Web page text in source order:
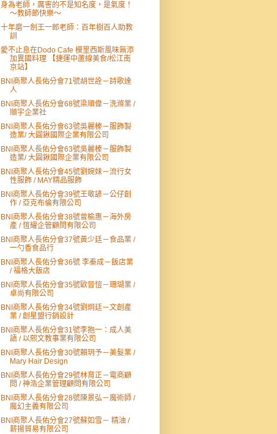
身為老師，厲害的不是知名度，是氣度！
～教師節快樂～
十年磨一劍王一郎老師：百年樹百人助教
訓
愛不止息在Dodo Cafe 模里西斯風味無添
加異國料理 【捷運中蘆線美食/松江南
京站】
BNI商聚人長佑分會71號胡世詮－詩歌達
人
BNI商聚人長佑分會68號梁順偉－洗滌業 /
順宇企業社
BNI商聚人長佑分會63號吳麗榛－服飾製
造業/ 大圓鍬國際企業有限公司
BNI商聚人長佑分會63號吳麗榛－服飾製
造業/ 大圓鍬國際企業有限公司
BNI商聚人長佑分會45號劉婉妹－流行女
性服飾 / MAY精品服飾
BNI商聚人長佑分會39號王敬諺－公仔創
作 / 亞克布倫有限公司
BNI商聚人長佑分會38號曾榆惠－海外房
產 / 恆耀企管顧問有限公司
BNI商聚人長佑分會37號黃少廷－食品業 /
一勺香食品行
BNI商聚人長佑分會36號 李秦成－飯店業
/ 福格大飯店
BNI商聚人長佑分會35號歐晉愷－珊瑚業 /
卓尚有限公司
BNI商聚人長佑分會34號劉炯廷－文創產
業 / 創星盟行銷設計
BNI商聚人長佑分會31號李抱一：成人美
語 / 以熙文教事業有限公司
BNI商聚人長佑分會30號賴玥予－美髮業 /
Mary Hair Design
BNI商聚人長佑分會29號林育正－電商顧
問 / 神浩企業管理顧問有限公司
BNI商聚人長佑分會28號陳景弘－魔術師 /
魔幻主義有限公司
BNI商聚人長佑分會27號蘇如雪－ 精油 /
薪揚貿易有限公司